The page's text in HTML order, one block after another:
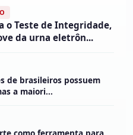
o Teste de Integridade,
da urna eletrôn...
de brasileiros possuem
a maiori...